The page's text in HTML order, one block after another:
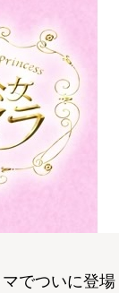
でついに登場